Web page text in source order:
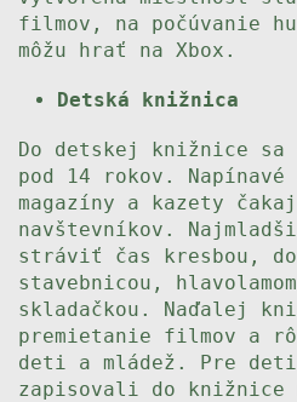
filmov, na počúvanie
môžu hrať na Xbox.
Detská knižnica
Do detskej knižnice
pod 14 rokov.
magazíny a kazety
navštevníkov.
stráviť čas kresbou,
stavebnicou,
skladačkou. Naďalej
premietanie filmov a
deti a mládež. Pre
zapisovali do knižnice